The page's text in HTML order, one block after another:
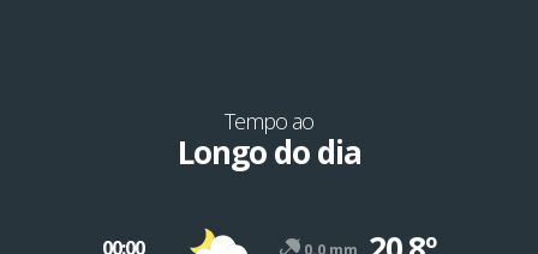
Tempo ao
Longo do dia
00:00 0.0 mm